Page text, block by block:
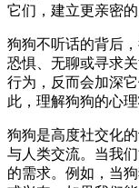
它们，建立更亲密的
狗狗不听话的背后
恐惧、无聊或寻求
行为，反而会加深
此，理解狗狗的心
狗狗是高度社交化
与人类交流。当我
的需求。例如，当